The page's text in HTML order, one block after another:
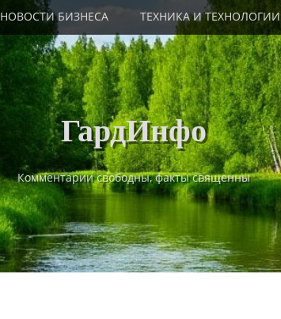
НОВОСТИ БИЗНЕСА ТЕХНИКА И ТЕХНОЛОГИИ
ГардИнфо
Комментарии свободны, факты священны